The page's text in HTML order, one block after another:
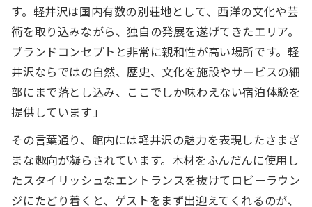
す。軽井沢は国内有数の別荘地として、西洋の文化や芸
術を取り込みながら、独自の発展を遂げてきたエリア。
ブランドコンセプトと非常に親和性が高い場所です。軽
井沢ならではの自然、歴史、文化を施設やサービスの細
部にまで落とし込み、ここでしか味わえない宿泊体験を
提供しています」
その言葉通り、館内には軽井沢の魅力を表現したさまざ
まな趣向が凝らされています。木材をふんだんに使用し
たスタイリッシュなエントランスを抜けてロビーラウン
ジにたどり着くと、ゲストをまず出迎えてくれるのが、